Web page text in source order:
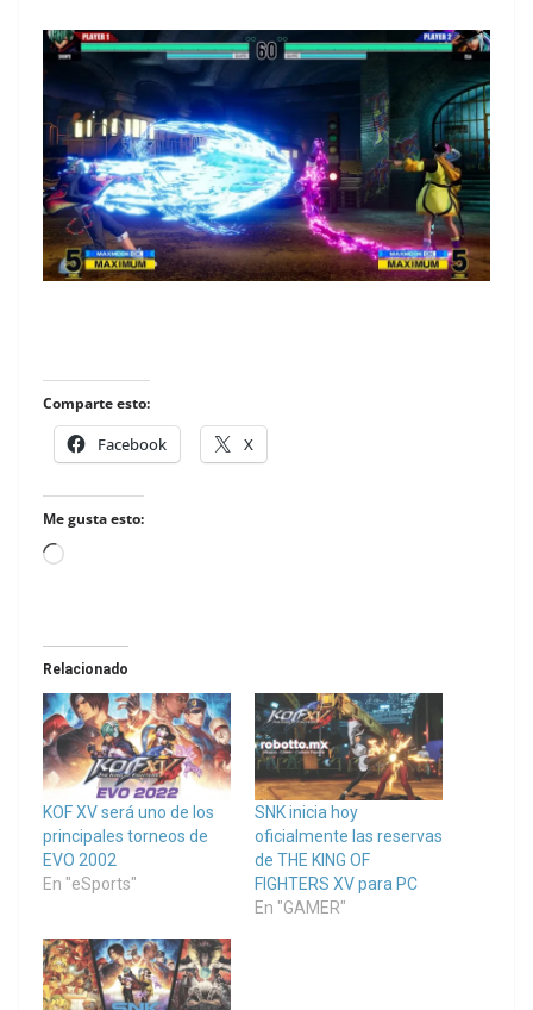
Comparte esto:
Facebook X
Me gusta esto:
Loading…
Relacionado
KOF XV será uno de los
principales torneos de
EVO 2002
En "eSports"
SNK inicia hoy
oficialmente las reservas
de THE KING OF
FIGHTERS XV para PC
En "GAMER"